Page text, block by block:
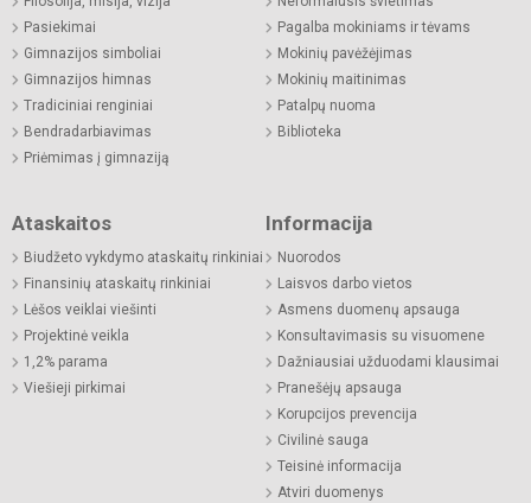
Pasiekimai
Gimnazijos simboliai
Gimnazijos himnas
Tradiciniai renginiai
Bendradarbiavimas
Priėmimas į gimnaziją
Pagalba mokiniams ir tėvams
Mokinių pavėžėjimas
Mokinių maitinimas
Patalpų nuoma
Biblioteka
Ataskaitos
Biudžeto vykdymo ataskaitų rinkiniai
Finansinių ataskaitų rinkiniai
Lėšos veiklai viešinti
Projektinė veikla
1,2% parama
Viešieji pirkimai
Informacija
Nuorodos
Laisvos darbo vietos
Asmens duomenų apsauga
Konsultavimasis su visuomene
Dažniausiai užduodami klausimai
Pranešėjų apsauga
Korupcijos prevencija
Civilinė sauga
Teisinė informacija
Atviri duomenys